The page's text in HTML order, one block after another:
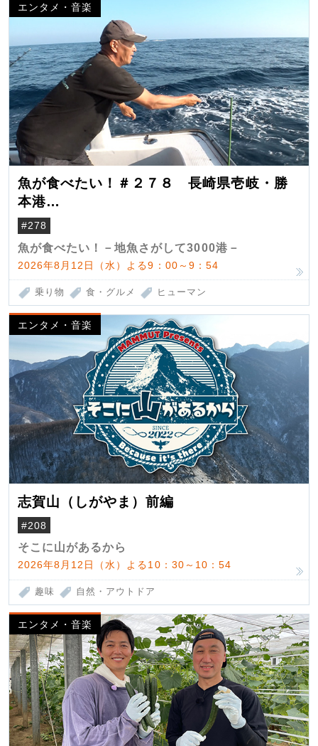
エンタメ・音楽
魚が食べたい！＃２７８ 長崎県壱岐・勝
本港
（クロマグロ）
#278
魚が食べたい！－地魚さがして3000港－
2026年8月12日（水）よる9：00～9：54
乗り物 食・グルメ ヒューマン
エンタメ・音楽
志賀山（しがやま）前編
#208
そこに山があるから
2026年8月12日（水）よる10：30～10：54
趣味 自然・アウトドア
エンタメ・音楽